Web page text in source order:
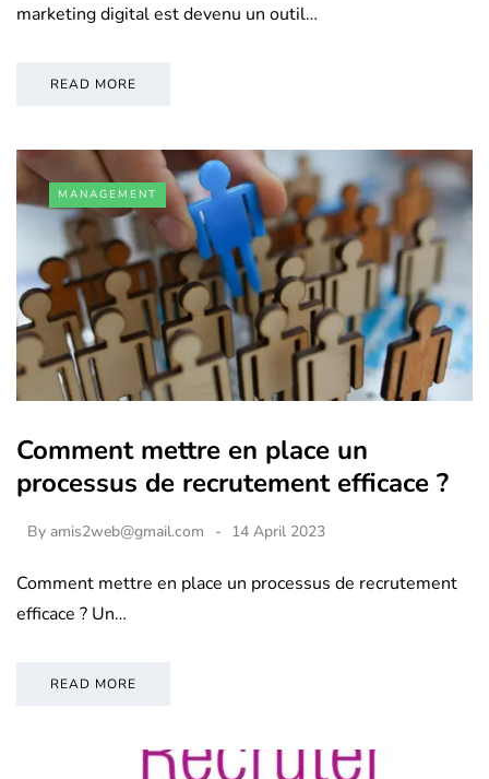
marketing digital est devenu un outil…
READ MORE
MANAGEMENT
Comment mettre en place un
processus de recrutement efficace ?
By amis2web@gmail.com 14 April 2023
Comment mettre en place un processus de recrutement
efficace ? Un…
READ MORE